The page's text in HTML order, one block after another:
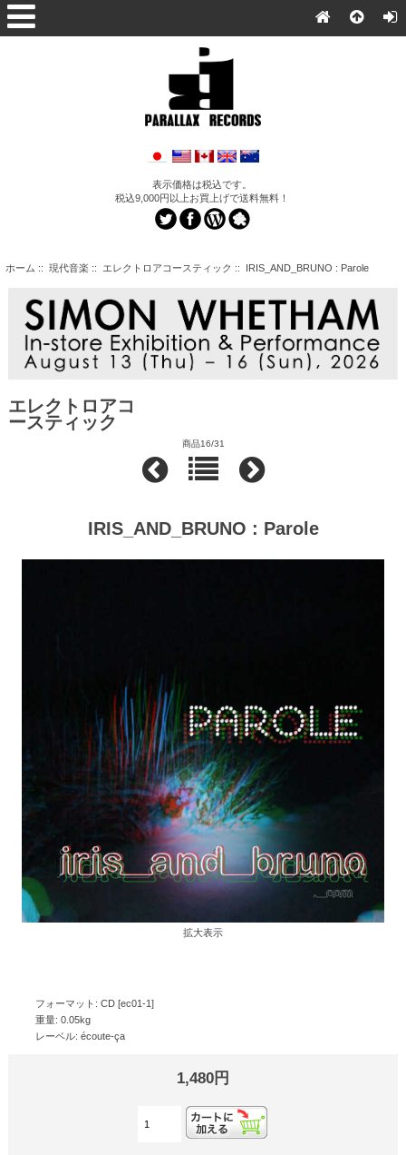
表示価格は税込です。
税込9,000円以上お買上げで送料無料！
ホーム :: 現代音楽 :: エレクトロアコースティック :: IRIS_AND_BRUNO : Parole
エレクトロアコ
ースティック
商品16/31
IRIS_AND_BRUNO : Parole
拡大表示
フォーマット: CD [ec01-1]
重量: 0.05kg
レーベル: écoute-ça
1,480円